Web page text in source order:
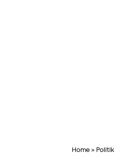
Home » Politik